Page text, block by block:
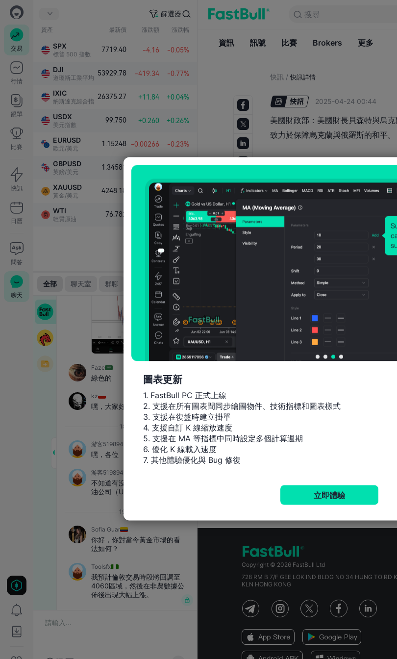
交易
行情
跟單
比賽
快訊
日曆
問答
聊天
篩選器
資產 最新價 漲跌額 漲跌幅
SPX
標普 500 指數
7719.40 -4.16 -0.05%
DJI
道瓊斯工業平均指數
53929.78 -419.34 -0.77%
IXIC
納斯達克綜合指數
26375.27 +11.84 +0.04%
USDX
美元指數
99.750 +0.260 +0.26%
EURUSD
歐元/美元
1.15248 -0.00266 -0.23%
GBPUSD
英鎊/美元
1.34581 -0.00076
XAUUSD
黃金/美元
4248.18 +0.57 +0.01%
WTI
輕質原油
76.782 +2.510 +3.38%
搜尋
資訊 訊號
搜尋
資訊 訊號 比賽 Brokers 更多
快訊 / 快訊詳情
2025-04-24 00:44
美國財政部：美國財長貝森特與烏
致力於保障烏克蘭與俄羅斯的和平。
Copyright © 2026 FastBull Ltd
728 RM B 7/F GEE LOK IND BLDG NO 34 HUNG TO RD
KLN HONG KONG
圖表更新
1. FastBull PC 正式上線
2. 支援在所有圖表間同步繪圖物件、技術指標和圖表樣式
3. 支援在復盤時建立掛單
4. 支援自訂 K 線縮放速度
5. 支援在 MA 等指標中同時設定多個計算週期
6. 優化 K 線載入速度
7. 其他體驗優化與 Bug 修復
立即體驗